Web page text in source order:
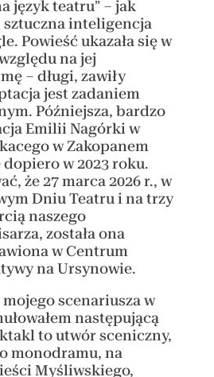
język teatru” – jak
sztuczna inteligencja
Powieść ukazała się w
na jej
– długi, zawiły
jest zadaniem
Późniejsza, bardzo
Emilii Nagórki w
w Zakopanem
w 2023 roku.
że 27 marca 2026 r., w
Dniu Teatru i na trzy
naszego
została ona
w Centrum
na Ursynowie.
mojego scenariusza w
następującą
to utwór sceniczny,
monodramu, na
Myśliwskiego,